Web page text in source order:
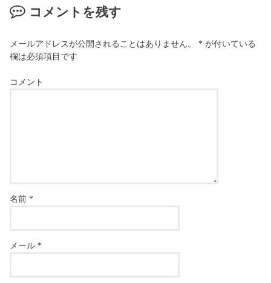
コメントを残す
メールアドレスが公開されることはありません。 * が付いている
欄は必須項目です
コメント
名前 *
メール *